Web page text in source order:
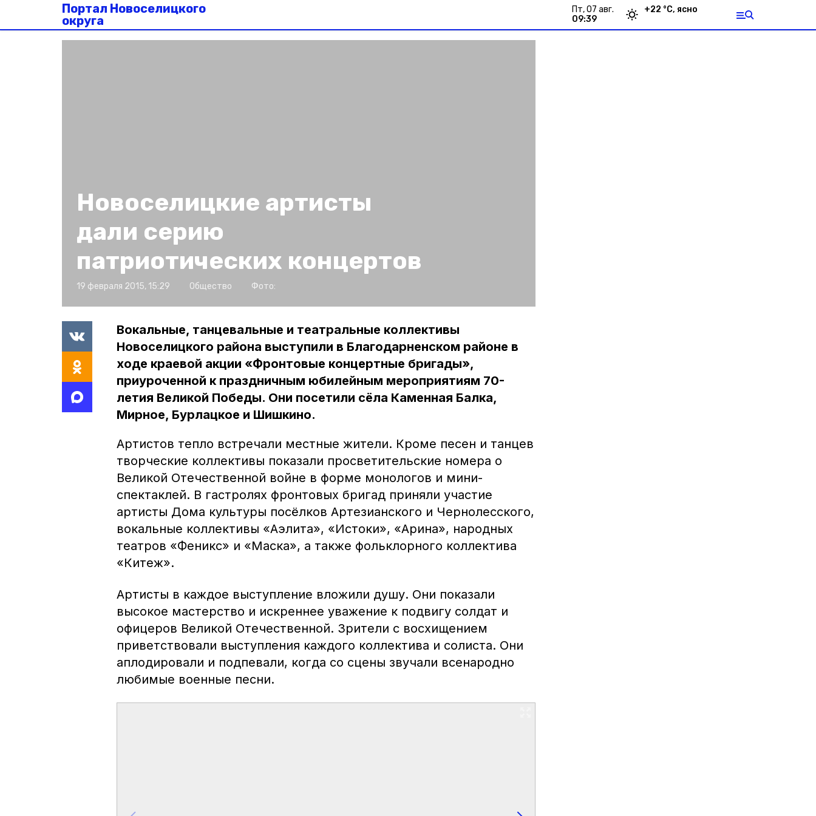
Портал Новоселицкого
округа
пт, 07 авг.
09:39
+22 °С, ясно
Новоселицкие артисты
дали серию
патриотических концертов
19 февраля 2015, 15:29 Общество Фото:
Вокальные, танцевальные и театральные коллективы
Новоселицкого района выступили в Благодарненском районе в
ходе краевой акции «Фронтовые концертные бригады»,
приуроченной к праздничным юбилейным мероприятиям 70-
летия Великой Победы. Они посетили сёла Каменная Балка,
Мирное, Бурлацкое и Шишкино.
Артистов тепло встречали местные жители. Кроме песен и танцев
творческие коллективы показали просветительские номера о
Великой Отечественной войне в форме монологов и мини-
спектаклей. В гастролях фронтовых бригад приняли участие
артисты Дома культуры посёлков Артезианского и Чернолесского,
вокальные коллективы «Аэлита», «Истоки», «Арина», народных
театров «Феникс» и «Маска», а также фольклорного коллектива
«Китеж».
Артисты в каждое выступление вложили душу. Они показали
высокое мастерство и искреннее уважение к подвигу солдат и
офицеров Великой Отечественной. Зрители с восхищением
приветствовали выступления каждого коллектива и солиста. Они
аплодировали и подпевали, когда со сцены звучали всенародно
любимые военные песни.